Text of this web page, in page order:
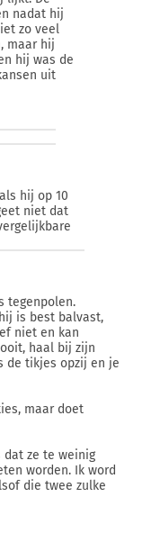
nadat hij
zo veel
maar hij
hij was de
uit
hij op 10
niet dat
tegenpolen.
is best balvast,
niet en kan
haal bij zijn
de tikjes opzij en je
maar doet
dat ze te weinig
worden. Ik word
die twee zulke